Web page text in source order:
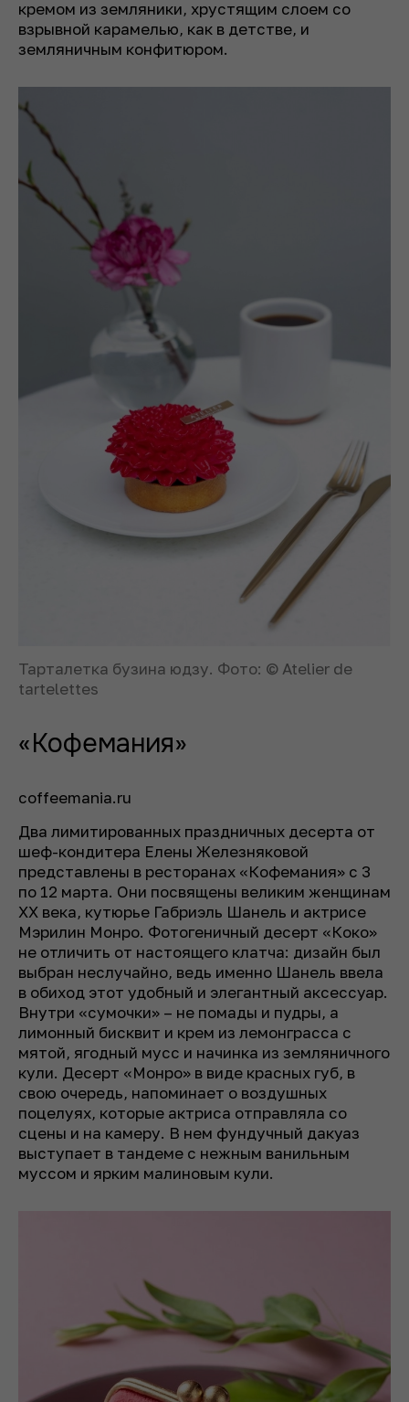
кремом из земляники, хрустящим слоем со
взрывной карамелью, как в детстве, и
земляничным конфитюром.
Тарталетка бузина юдзу. Фото: © Atelier de
tartelettes
«Кофемания»
coffeemania.ru
Два лимитированных праздничных десерта от
шеф-кондитера Елены Железняковой
представлены в ресторанах «Кофемания» с 3
по 12 марта. Они посвящены великим женщинам
XX века, кутюрье Габриэль Шанель и актрисе
Мэрилин Монро. Фотогеничный десерт «Коко»
не отличить от настоящего клатча: дизайн был
выбран неслучайно, ведь именно Шанель ввела
в обиход этот удобный и элегантный аксессуар.
Внутри «сумочки» – не помады и пудры, а
лимонный бисквит и крем из лемонграсса с
мятой, ягодный мусс и начинка из земляничного
кули. Десерт «Монро» в виде красных губ, в
свою очередь, напоминает о воздушных
поцелуях, которые актриса отправляла со
сцены и на камеру. В нем фундучный дакуаз
выступает в тандеме с нежным ванильным
муссом и ярким малиновым кули.